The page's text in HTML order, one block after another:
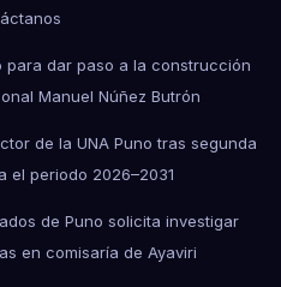
para dar paso a la construcción
Manuel Núñez Butrón
de la UNA Puno tras segunda
el periodo 2026–2031
de Puno solicita investigar
en comisaría de Ayaviri